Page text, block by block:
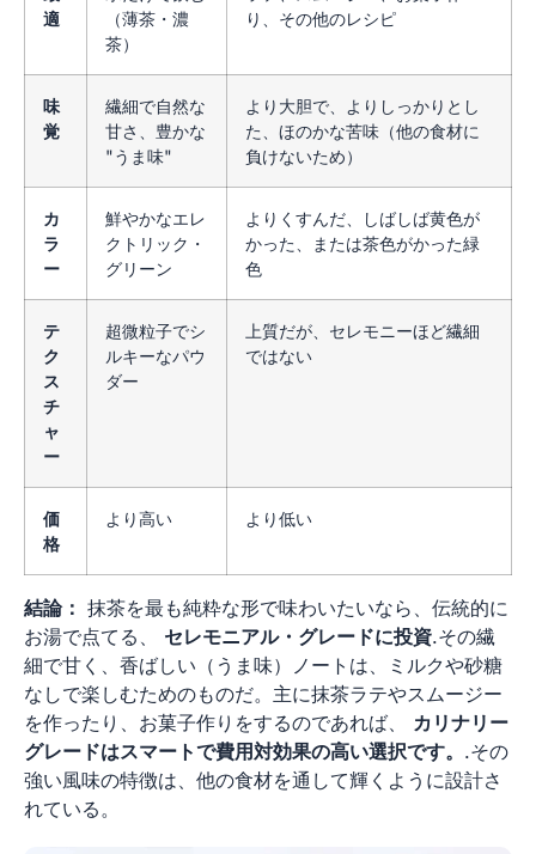
適
（薄茶・濃
茶）
り、その他のレシピ
味
覚
繊細で自然な
甘さ、豊かな
"うま味"
より大胆で、よりしっかりとし
た、ほのかな苦味（他の食材に
負けないため）
カ
ラ
ー
鮮やかなエレ
クトリック・
グリーン
よりくすんだ、しばしば黄色が
かった、または茶色がかった緑
色
テ
ク
ス
チ
ャ
ー
超微粒子でシ
ルキーなパウ
ダー
上質だが、セレモニーほど繊細
ではない
価
格
より高い より低い
結論： 抹茶を最も純粋な形で味わいたいなら、伝統的に
お湯で点てる、 セレモニアル・グレードに投資.その繊
細で甘く、香ばしい（うま味）ノートは、ミルクや砂糖
なしで楽しむためのものだ。主に抹茶ラテやスムージー
を作ったり、お菓子作りをするのであれば、 カリナリー
グレードはスマートで費用対効果の高い選択です。 .その
強い風味の特徴は、他の食材を通して輝くように設計さ
れている。